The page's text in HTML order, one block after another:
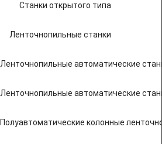
Станки открытого типа
Ленточнопильные станки
Ленточнопильные автоматические
Ленточнопильные автоматические
Полуавтоматические колонные